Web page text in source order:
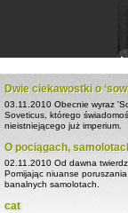
Dwie ciekawostki o
03.11.2010 Obecnie wyraz
Soveticus, którego
nieistniejącego już imperium.
O pociągach,
02.11.2010 Od dawna
Pomijając niuanse
banalnych samolotach.
cat